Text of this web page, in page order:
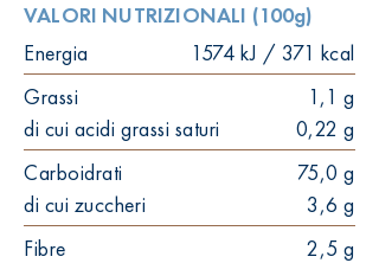
VALORI NUTRIZIONALI (100g)
Energia
1574 kJ / 371 kcal
Grassi
1,1 g
di cui acidi grassi saturi
0,22 g
Carboidrati
di cui zuccheri
75,0 g
3,6 g
Fibre
2,5 g